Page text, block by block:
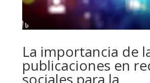
La importancia de
publicaciones en
sociales para la